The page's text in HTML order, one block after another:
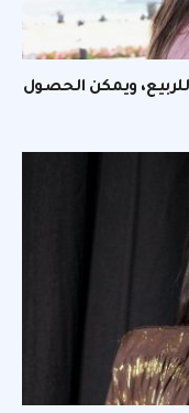
للربيع، ويمكن الحصول